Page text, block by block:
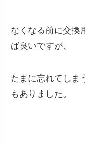
なくなる前に交換
ば良いですが、
たまに忘れてしま
もありました。